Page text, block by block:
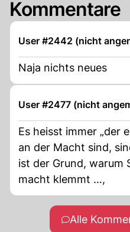
Kommentare
User #2442 (nicht
Naja nichts neues
User #2477 (nicht
Es heisst immer „der
an der Macht sind,
ist der Grund, warum
macht klemmt …,
Alle